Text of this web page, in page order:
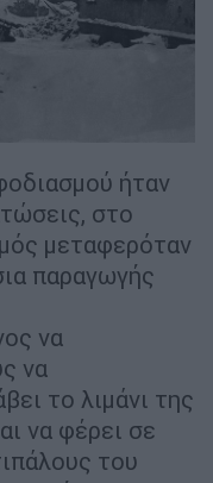
ήταν
στο
μεταφερόταν
παραγωγής
να
να
το λιμάνι της
να φέρει σε
του